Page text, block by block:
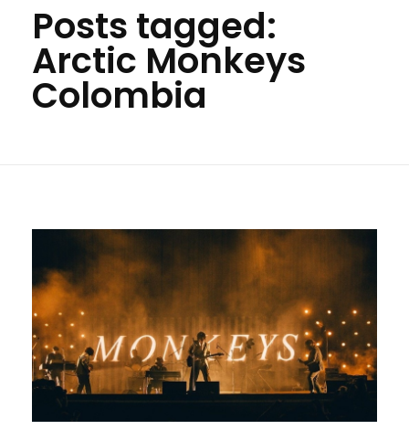
Posts tagged:
Arctic Monkeys
Colombia